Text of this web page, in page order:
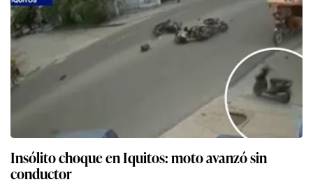
Insólito choque en Iquitos: moto avanzó sin
conductor